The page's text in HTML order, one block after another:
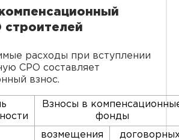
расходы при вступлении
СРО составляет
взнос.
Взносы в
фонды
возмещения